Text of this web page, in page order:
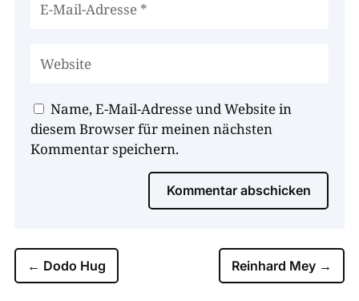
Name, E-Mail-Adresse und Website in
diesem Browser für meinen nächsten
Kommentar speichern.
Kommentar abschicken
← Dodo Hug Reinhard Mey →